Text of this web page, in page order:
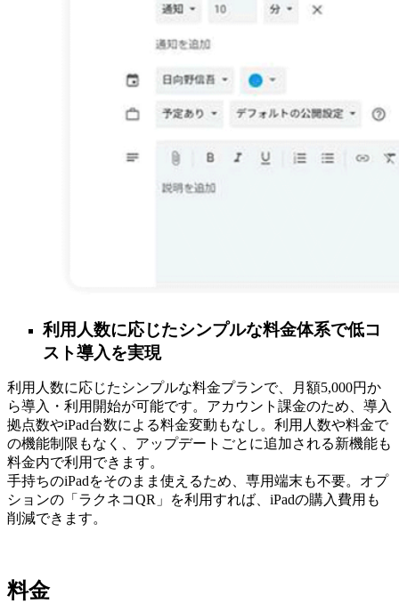
利用人数に応じたシンプルな料金体系で低コ
スト導入を実現
利用人数に応じたシンプルな料金プランで、月額5,000円か
ら導入・利用開始が可能です。アカウント課金のため、導入
拠点数やiPad台数による料金変動もなし。利用人数や料金で
の機能制限もなく、アップデートごとに追加される新機能も
料金内で利用できます。
手持ちのiPadをそのまま使えるため、専用端末も不要。オプ
ションの「ラクネコQR」を利用すれば、iPadの購入費用も
削減できます。
料金